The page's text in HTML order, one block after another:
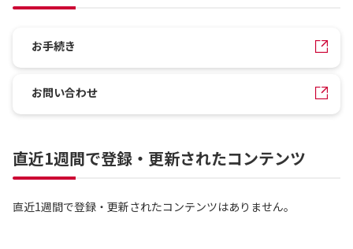
お手続き
お問い合わせ
直近1週間で登録・更新されたコンテンツ
直近1週間で登録・更新されたコンテンツはありません。